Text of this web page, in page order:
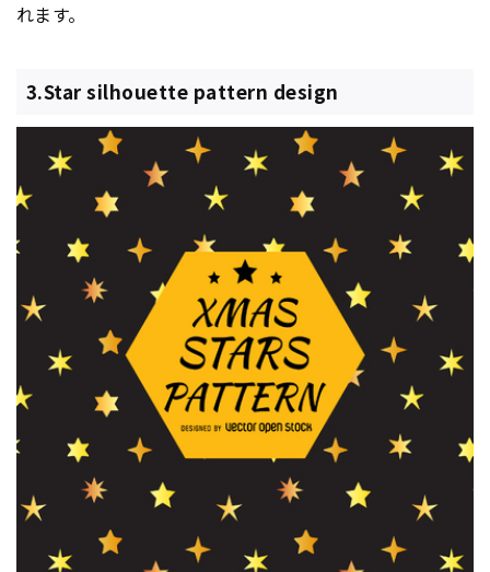
れます。
3.Star silhouette pattern design